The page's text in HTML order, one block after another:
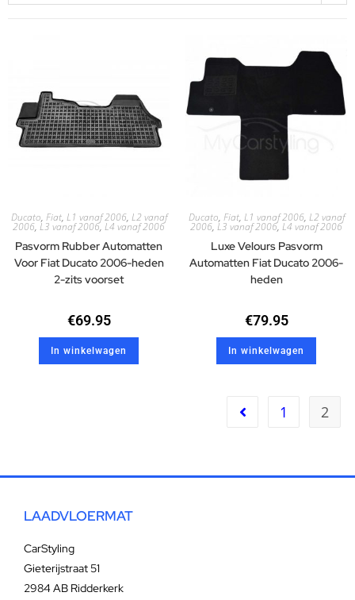
Ducato, Fiat, L1 vanaf 2006, L2 vanaf
2006, L3 vanaf 2006, L4 vanaf 2006
Pasvorm Rubber Automatten
Voor Fiat Ducato 2006-heden
2-zits voorset
€69.95
In winkelwagen
Ducato, Fiat, L1 vanaf 2006, L2 vanaf
2006, L3 vanaf 2006, L4 vanaf 2006
Luxe Velours Pasvorm
Automatten Fiat Ducato 2006-
heden
€79.95
In winkelwagen
1 2
LAADVLOERMAT
CarStyling
Gieterijstraat 51
2984 AB Ridderkerk